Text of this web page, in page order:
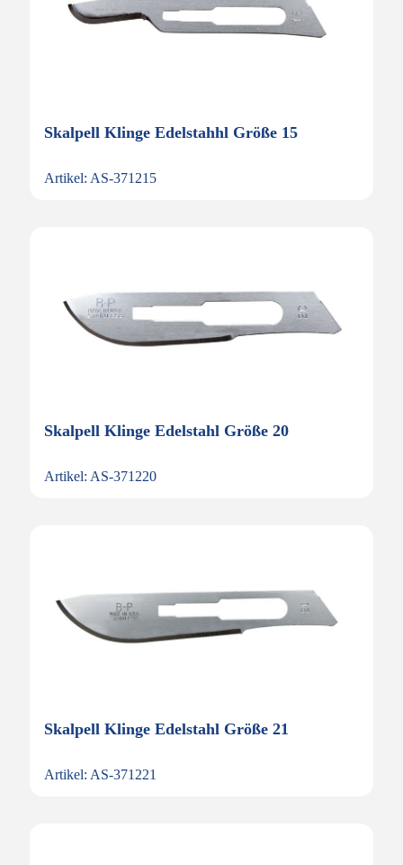
Skalpell Klinge Edelstahhl Größe 15
Artikel: AS-371215
Skalpell Klinge Edelstahl Größe 20
Artikel: AS-371220
Skalpell Klinge Edelstahl Größe 21
Artikel: AS-371221